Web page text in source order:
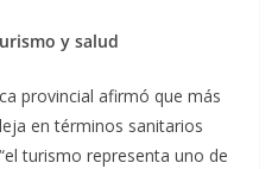
y salud
provincial afirmó que más
en términos sanitarios
turismo representa uno de